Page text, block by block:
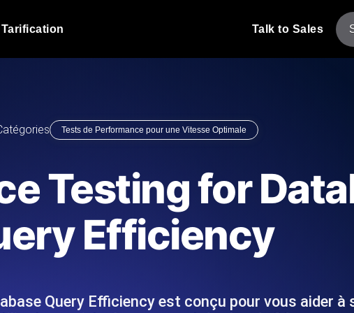
stack technologique.
écrivons les scripts JMeter
et livrons le rapport.
Sondes always-on d'uptime et de
emplacements. Détectez les pannes
du site Web Surveillez vos APIs
Blog produit
Blog technique
En savoir plus sur le blog
Comparisons Blog
En savoir plus sur le blog
Tarification Talk to Sales
Tests de Performance pour une Vitesse Optimale
Testing for
Efficiency
Query Efficiency est conçu pour vous aider à